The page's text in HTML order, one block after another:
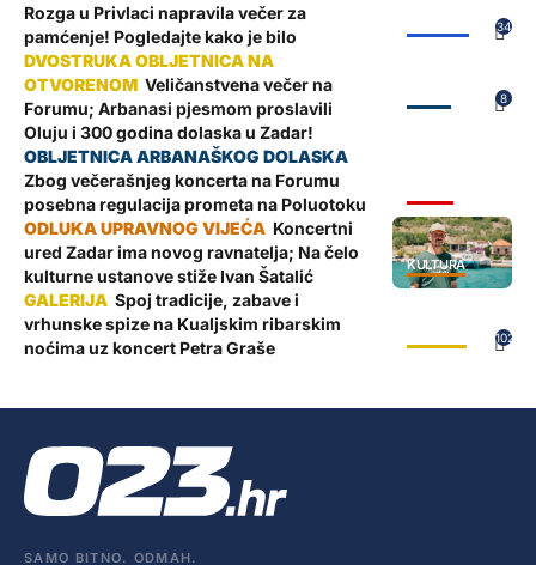
34
Rozga u Privlaci napravila večer za
pamćenje! Pogledajte kako je bilo
8
Veličanstvena večer na
Forumu; Arbanasi pjesmom proslavili
Oluju i 300 godina dolaska u Zadar!
Zbog večerašnjeg koncerta na Forumu
posebna regulacija prometa na Poluotoku
KULTURA
Koncertni
ured Zadar ima novog ravnatelja; Na čelo
kulturne ustanove stiže Ivan Šatalić
102
Spoj tradicije, zabave i
vrhunske spize na Kualjskim ribarskim
noćima uz koncert Petra Graše
SAMO BITNO. ODMAH.